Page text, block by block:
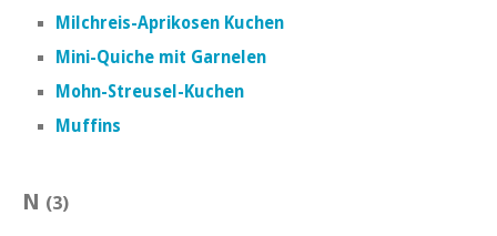
Milchreis-Aprikosen Kuchen
Mini-Quiche mit Garnelen
Mohn-Streusel-Kuchen
Muffins
N (3)